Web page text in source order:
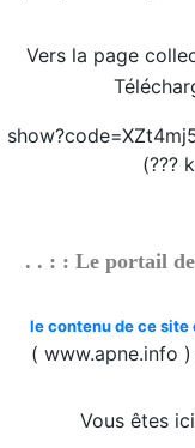
2026/07/23 :
2026/07/23 :
2026/07/27 :
Vers la page
(???
. . : : Le portail
le contenu de ce
( www.apne.info
Vous êtes